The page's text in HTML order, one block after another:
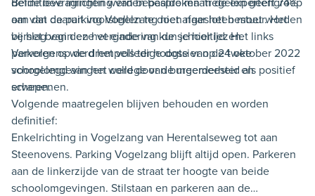
aan dat de parking Vogelzang niet afgesloten moet worden
bij het begin en het einde van de schooltijd. Het links
parkeren op de drempels ter hoogte van de twee
schoolomgevingen werd door de meerderheid als positief
ervaren.
om van daaruit voorstellen te doen naar het bestuur. Het
verslag van deze vergadering kun je hier lezen.
Vervolgens werd het volledige dossier op 24 oktober 2022
voorgelegd aan het college van burgemeester en
schepenen.
Volgende maatregelen blijven behouden en worden
definitief:
Enkelrichting in Vogelzang van Herentalseweg tot aan
Steenovens. Parking Vogelzang blijft altijd open. Parkeren
aan de linkerzijde van de straat ter hoogte van beide
schoolomgevingen. Stilstaan en parkeren aan de